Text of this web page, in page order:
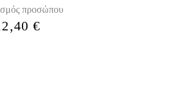
προσώπου
€